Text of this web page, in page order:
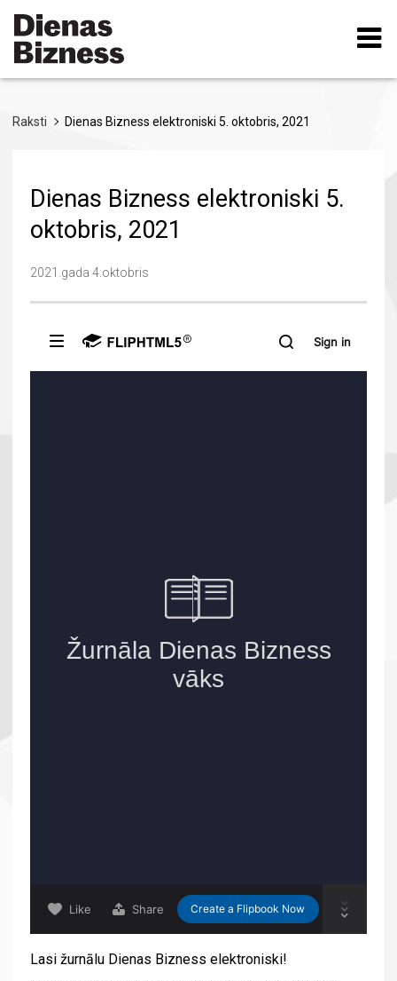
Pārlekt
uz
galveno
saturu
Raksti Dienas Bizness elektroniski 5. oktobris, 2021
Dienas Bizness elektroniski 5.
oktobris, 2021
2021.gada 4.oktobris
Lasi žurnālu Dienas Bizness elektroniski!